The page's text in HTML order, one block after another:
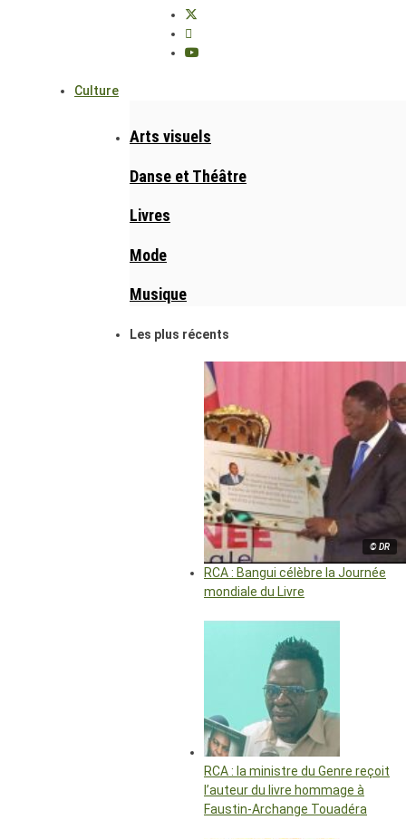
Culture
Arts visuels
Danse et Théâtre
Livres
Mode
Musique
Les plus récents
© DR
RCA : Bangui célèbre la Journée
mondiale du Livre
RCA : la ministre du Genre reçoit
l’auteur du livre hommage à
Faustin-Archange Touadéra